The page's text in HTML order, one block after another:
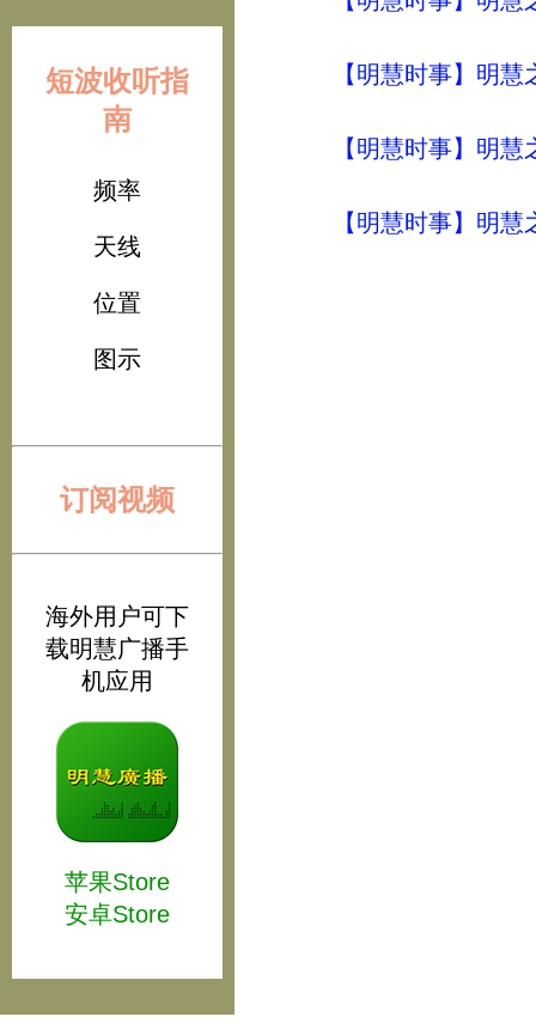
短波收听指
南
频率
天线
位置
图示
订阅视频
海外用户可下
载明慧广播手
机应用
苹果Store
安卓Store
【明慧时事】明
【明慧时事】明
【明慧时事】明